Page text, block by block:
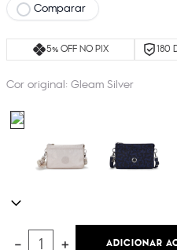
Comparar
5% OFF NO PIX 180
Cor original: Gleam Silver
＋
－ ADICIONAR